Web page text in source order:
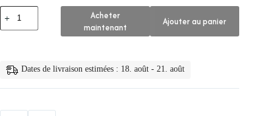
quantité
de
👁️
Sourcils
Reutilisables
Acheter
maintenant
Ajouter au panier
Dates de livraison estimées : 18. août - 21. août